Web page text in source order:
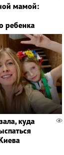
мамой:
ребенка
куда